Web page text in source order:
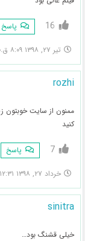
16 پاسخ
تیر ۲۷, ۱۳۹۸ ۸:۰۹ ق.ظ
rozhi
ممنون از سایت
کنید
7 پاسخ
خرداد ۲۷, ۱۳۹۸ ۱۲:۳۱ ب.ظ
sinitra
خیلی قشنگ بود…